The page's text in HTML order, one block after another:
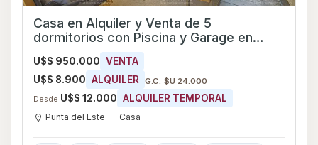
Casa en Alquiler y Venta de 5
dormitorios con Piscina y Garage en
Punta del Este, Maldonado
U$S 950.000 VENTA
U$S 8.900 ALQUILER
G.C. $U 24.000
Desde U$S 12.000 ALQUILER TEMPORAL
Punta del Este Casa